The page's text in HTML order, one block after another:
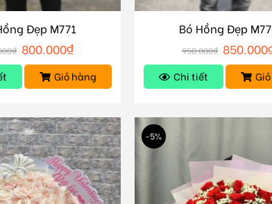
Đẹp M771
₫ 800.000₫
Giỏ hàng
Bó Hồng Đẹp
950.000₫ 850.000
Chi tiết
-5%